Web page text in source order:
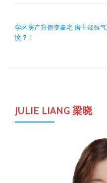
学区房产升值变豪宅 房主却很气
愤？！
JULIE LIANG 梁晓